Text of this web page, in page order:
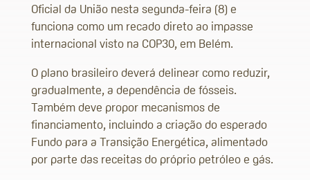
Oficial da União nesta segunda-feira (8) e
funciona como um recado direto ao impasse
internacional visto na COP30, em Belém.
O plano brasileiro deverá delinear como reduzir,
gradualmente, a dependência de fósseis.
Também deve propor mecanismos de
financiamento, incluindo a criação do esperado
Fundo para a Transição Energética, alimentado
por parte das receitas do próprio petróleo e gás.